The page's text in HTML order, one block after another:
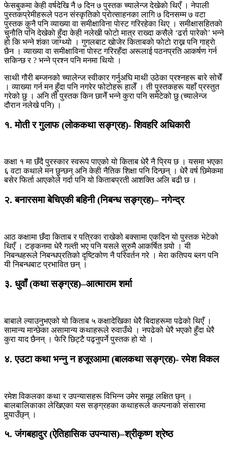
फेसबुकमा केही वर्षदेखि नै ७ दिन ७ पुस्तक च्यालेन्ज देखेकाे थिएँ । नेपाली
पुस्तकप्रेमीहरूले पठन संस्कृतिकाे प्राेत्साहनका लागि ७ दिनसम्म ७ वटा
पुस्तक कुनै पनि व्याख्या वा समीक्षाविना पाेस्ट गरिरहेका थिए । समीक्षासहितकाे
चुनाैति पनि देखेकाे हुँदा केही नलेखी फाेटाे मात्र राख्दा कसैले ‘ढर्रा पारेकाे’ भन्ने
हाे कि भन्ने शंका जाग्थ्याे । गुगलबाट खाेजेर किताबकाे फाेटाे राख्न पनि गाह्राे
छैन । व्याख्या वा समीक्षाविना पाेस्ट गरिरहँदा अरूलाई पठनप्रति आकर्षण गर्न
सकिन्छ र ? भन्ने प्रश्न पनि मनमा थियाे ।
साथी गौरी बम्जनको च्यालेन्ज स्वीकार गर्नुअघि माथी उठेका प्रश्नहरू बारे सोचेँ
। व्याख्या गर्न मन हुँदा पनि नगरेर फोटोहरू हालेँ । ती पुस्तकहरू यहाँ प्रस्तुत
गरेको छु । अनि ती पुस्तक किन छानेँ भन्ने कुरा पनि समेटेको छु (च्यालेन्ज
दौरान नलेखे पनि) ।
१. मोती र गुलाफ (लोककथा सङ्ग्रह)- शिवहरि अधिकारी
कक्षा १ मा छँदै पुरस्कार स्वरूप पाएको यो किताब धेरै नै प्रिय छ । यसमा भएका
६ वटा कथाले मन छुन्छन् अनि केही नैतिक शिक्षा पनि दिन्छन् । धेरै वर्ष छिमेकमा
बसेर फिर्ता आएकोले गर्दा पनि यो किताबप्रती आशक्ति अलि बढी छ ।
२. बनारसमा बेचिएकी बहिनी (निबन्ध सङ्ग्रह)– नगेन्द्र
आठ कक्षामा छँदा किताब र पत्रिका राखेको बक्सामा एकदिन यो पुस्तक भेटेको
थिएँ । टङ्कनमा धेरै गल्ती भए पनि यसले सुरुमै आकर्षित गर्‍यो । यी
निबन्धहरूले निबन्धप्रतिको दृष्टिकोण नै परिवर्तन गरे । मेरा कतिपय ब्लग पनि
यी निबन्धबाट प्रभावित छन् ।
३. धुवाँ (कथा सङ्ग्रह)–आत्माराम शर्मा
बाबाले ल्याउनुभएको यो किताब ५ कक्षादेखिका धेरै बिदाहरूमा पढेको थिएँ ।
सामान्य मान्छेका असामान्य कथाहरूले रुवाउँथे । नपढेको धेरै भएको हुँदा धेरै
कुरा याद छैनन् । फेरि छिट्टै पढ्नुपर्ने पुस्तक हो यो ।
४. एउटा कथा भन्नु न हजूरआमा (बालकथा सङ्ग्रह)- रमेश विकल
रमेश विकलका कथा र उपन्यासहरू विभिन्न उमेर समूह लक्षित छ्न् ।
बालबालिकाका लेखिएका यस सङ्ग्रहका कथाहरूले कल्पनाको संसारमा
पुर्‍याउँछ्न् ।
५. जंगबहादुर (ऐतिहासिक उपन्यास)–श्रीकृष्ण श्रेष्ठ